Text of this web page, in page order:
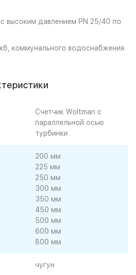
высоким давлением PN 25/40 по
коммунального водоснабжения
Счетчик Woltman с
параллельной осью
турбинки
200 мм
225 мм
250 мм
300 мм
350 мм
450 мм
500 мм
600 мм
800 мм
чугун